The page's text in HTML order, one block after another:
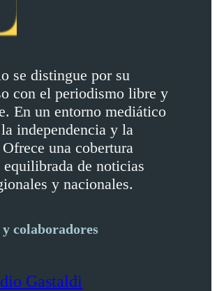
se distingue por su
con el periodismo libre y
En un entorno mediático
independencia y la
una cobertura
de noticias
y nacionales.
colaboradores
Gastaldi